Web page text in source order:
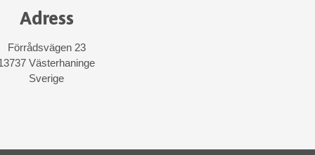
Adress
Förrådsvägen 23
Västerhaninge
Sverige